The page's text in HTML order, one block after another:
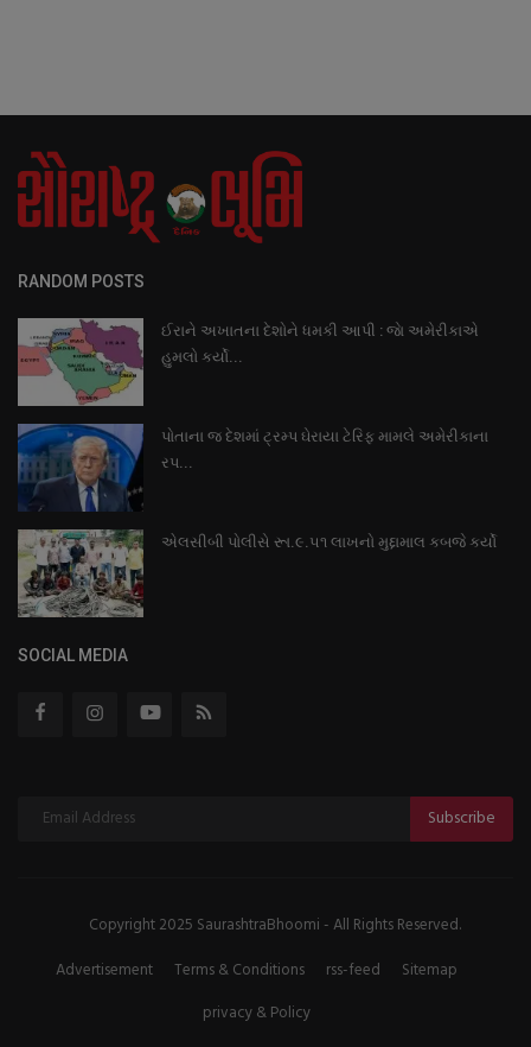
RANDOM POSTS
ઈરાને અખાતના દેશોને ધમકી આપી : જાે અમેરીકાએ
હુમલો કર્યો...
પોતાના જ દેશમાં ટ્રમ્પ ઘેરાયા ટેરિફ મામલે અમેરીકાના
રપ...
એલસીબી પોલીસે રૂા.૯.૫૧ લાખનો મુદ્દામાલ કબજે કર્યો
SOCIAL MEDIA
Subscribe
Copyright 2025 SaurashtraBhoomi - All Rights Reserved.
Advertisement
Terms & Conditions rss-feed
Sitemap
privacy & Policy